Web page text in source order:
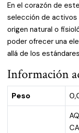
En el corazón de
selección de activos
origen natural o
poder ofrecer una
allá de los
Información
Peso